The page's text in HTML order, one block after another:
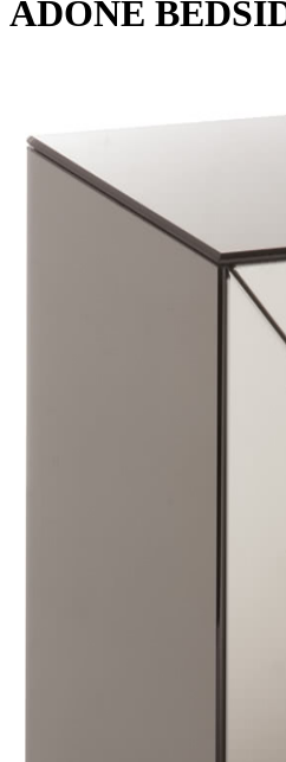
ADONE